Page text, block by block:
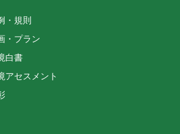
・規則
・プラン
白書
アセスメント